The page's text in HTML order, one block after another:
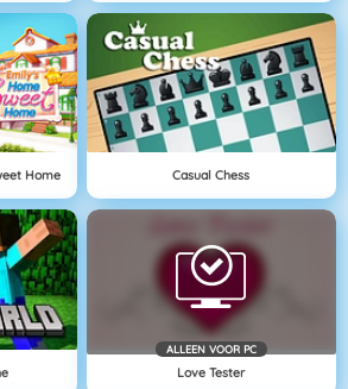
Home Casual Chess
ALLEEN VOOR PC
Love Tester